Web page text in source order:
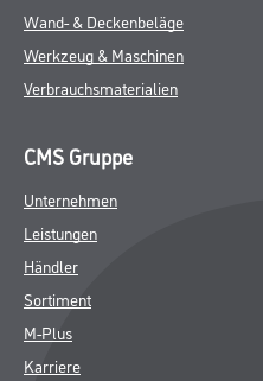
Wand- & Deckenbeläge
Werkzeug & Maschinen
Verbrauchsmaterialien
CMS Gruppe
Unternehmen
Leistungen
Händler
Sortiment
M-Plus
Karriere